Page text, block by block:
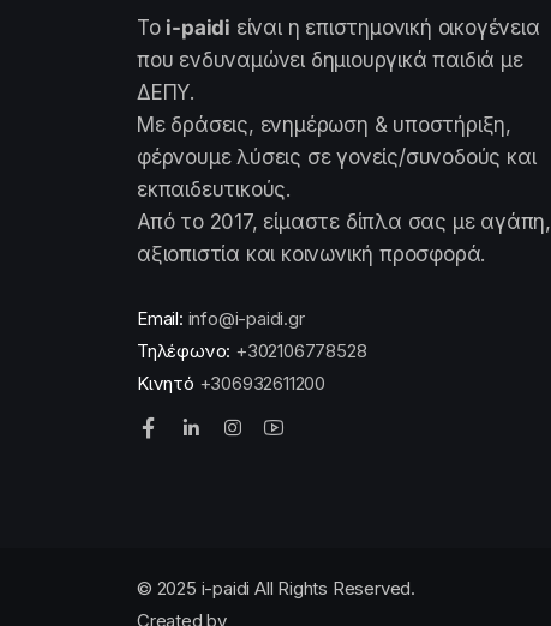
Το i-paidi είναι η επιστημονική οικογένεια
που ενδυναμώνει δημιουργικά παιδιά με
ΔΕΠΥ.
Με δράσεις, ενημέρωση & υποστήριξη,
φέρνουμε λύσεις σε γονείς/συνοδούς και
εκπαιδευτικούς.
Από το 2017, είμαστε δίπλα σας με αγάπη,
αξιοπιστία και κοινωνική προσφορά.
Email: info@i-paidi.gr
Τηλέφωνο: +302106778528
Κινητό +306932611200
© 2025 i-paidi All Rights Reserved.
Created by